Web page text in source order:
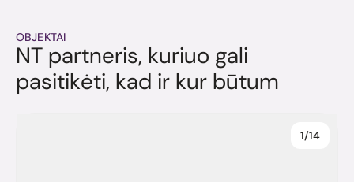
OBJEKTAI
NT partneris, kuriuo gali
pasitikėti, kad ir kur būtum
1/14